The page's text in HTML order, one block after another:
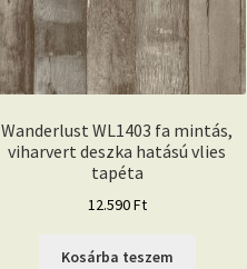
Wanderlust WL1403 fa mintás,
viharvert deszka hatású vlies
tapéta
12.590Ft
Kosárba teszem